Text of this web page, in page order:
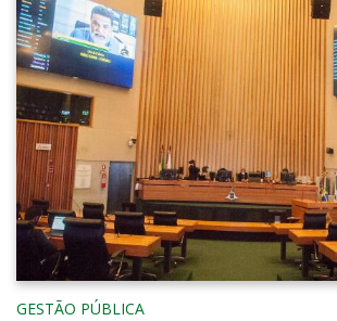
GESTÃO PÚBLICA